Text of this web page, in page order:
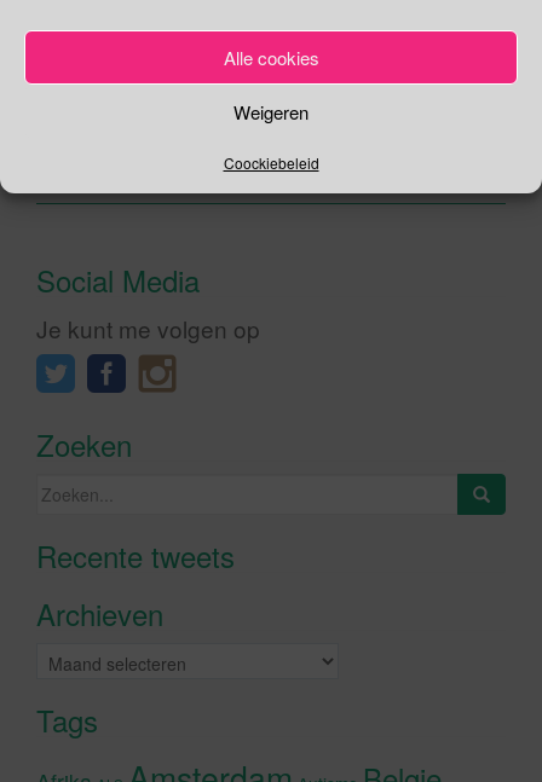
Alle cookies
Weigeren
Coockiebeleid
februari) is een discussie rond deze communicatie-
instrumenten opgang te brengen. Discussie over […]
Social Media
Je kunt me volgen op
Zoeken
Zoeken
Recente tweetsKlik om marketing cookies te
Archieven
Archieven
Tags